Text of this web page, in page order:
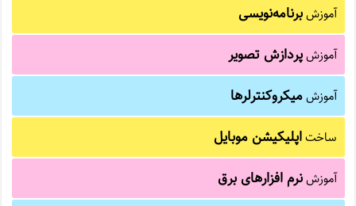
آموزشبرنامه‌نویسی
آموزشپردازش تصویر
آموزشمیکروکنترلرها
ساختاپلیکیشن موبایل
آموزشنرم افزارهای برق